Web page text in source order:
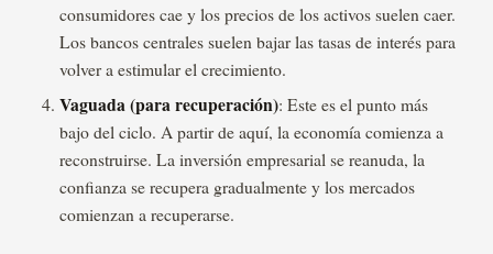
consumidores cae y los precios de los activos suelen caer.
Los bancos centrales suelen bajar las tasas de interés para
volver a estimular el crecimiento.
Vaguada (para recuperación): Este es el punto más
bajo del ciclo. A partir de aquí, la economía comienza a
reconstruirse. La inversión empresarial se reanuda, la
confianza se recupera gradualmente y los mercados
comienzan a recuperarse.